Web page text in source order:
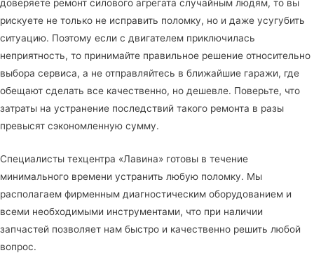
доверяете ремонт силового агрегата случайным людям, то вы
рискуете не только не исправить поломку, но и даже усугубить
ситуацию. Поэтому если с двигателем приключилась
неприятность, то принимайте правильное решение относительно
выбора сервиса, а не отправляйтесь в ближайшие гаражи, где
обещают сделать все качественно, но дешевле. Поверьте, что
затраты на устранение последствий такого ремонта в разы
превысят сэкономленную сумму.
Специалисты техцентра «Лавина» готовы в течение
минимального времени устранить любую поломку. Мы
располагаем фирменным диагностическим оборудованием и
всеми необходимыми инструментами, что при наличии
запчастей позволяет нам быстро и качественно решить любой
вопрос.